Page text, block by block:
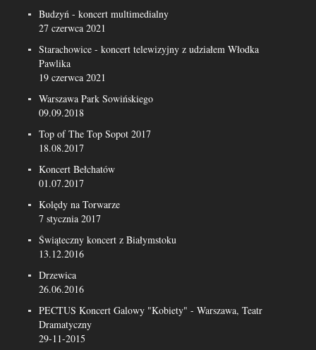
Budzyń - koncert multimedialny
27 czerwca 2021
Starachowice - koncert telewizyjny z udziałem Włodka
Pawlika
19 czerwca 2021
Warszawa Park Sowińskiego
09.09.2018
Top of The Top Sopot 2017
18.08.2017
Koncert Bełchatów
01.07.2017
Kolędy na Torwarze
7 stycznia 2017
Świąteczny koncert z Białymstoku
13.12.2016
Drzewica
26.06.2016
PECTUS Koncert Galowy "Kobiety" - Warszawa, Teatr
Dramatyczny
29-11-2015